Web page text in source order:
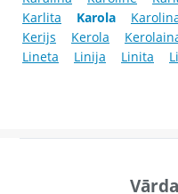
Karlita
Karola
Kerijs
Kerola
Lineta
Linija Linita